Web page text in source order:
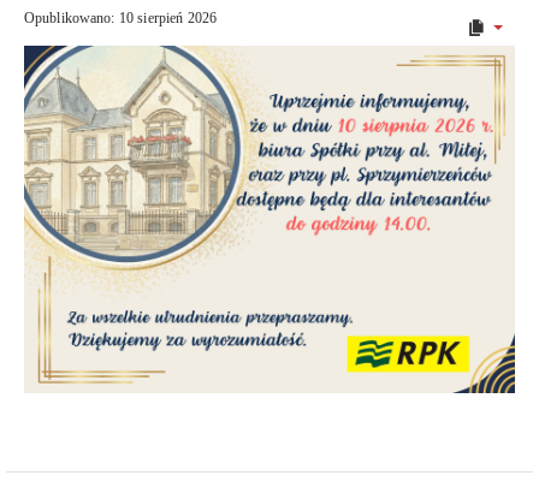
Opublikowano: 10 sierpień 2026